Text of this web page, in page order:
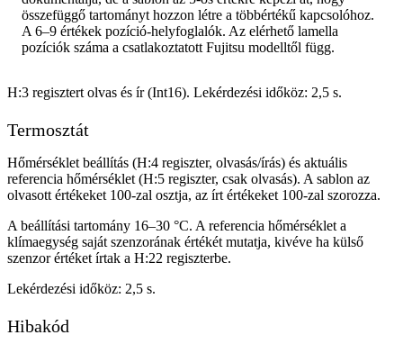
összefüggő tartományt hozzon létre a többértékű kapcsolóhoz.
A 6–9 értékek pozíció-helyfoglalók. Az elérhető lamella
pozíciók száma a csatlakoztatott Fujitsu modelltől függ.
H:3 regisztert olvas és ír (Int16). Lekérdezési időköz: 2,5 s.
Termosztát
Hőmérséklet beállítás (H:4 regiszter, olvasás/írás) és aktuális
referencia hőmérséklet (H:5 regiszter, csak olvasás). A sablon az
olvasott értékeket 100-zal osztja, az írt értékeket 100-zal szorozza.
A beállítási tartomány 16–30 °C. A referencia hőmérséklet a
klímaegység saját szenzorának értékét mutatja, kivéve ha külső
szenzor értéket írtak a H:22 regiszterbe.
Lekérdezési időköz: 2,5 s.
Hibakód